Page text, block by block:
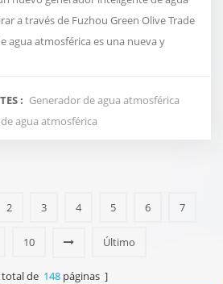
a través de Fuzhou Green Olive Trade
agua atmosférica es una nueva y
o enviar agua embotellada
: Generador de agua atmosférica
agua atmosférica
2 3 4 5 6 7
10 Último
de 148 páginas ]